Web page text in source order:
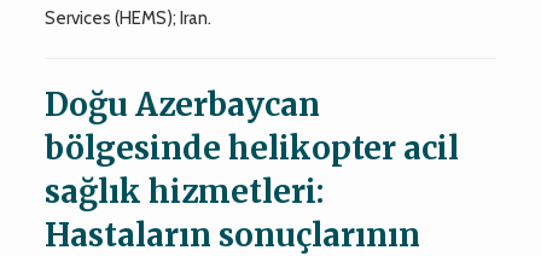
Services (HEMS); Iran.
Doğu Azerbaycan
bölgesinde helikopter acil
sağlık hizmetleri:
Hastaların sonuçlarının